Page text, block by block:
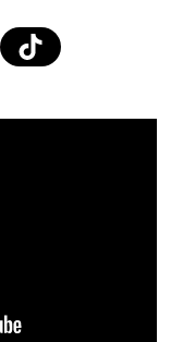
TikTok